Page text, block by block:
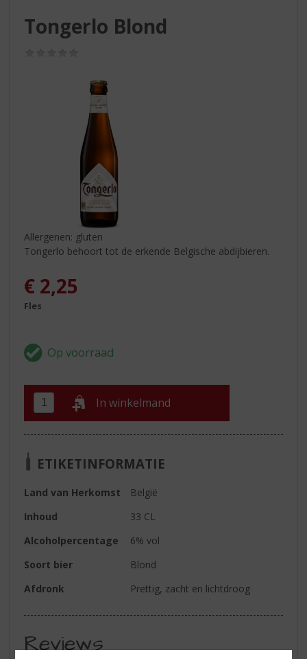
Tongerlo Blond
Allergenen: gluten
Tongerlo behoort tot de erkende Belgische abdijbieren.
€ 2,25
Fles
In winkelmand
ETIKETINFORMATIE
Land van Herkomst
België
Inhoud
33 CL
Alcoholpercentage
6% vol
Soort bier
Blond
Afdronk
Prettig, zacht en lichtdroog
Reviews